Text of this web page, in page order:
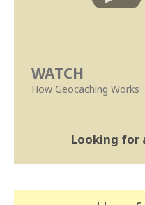
WATCH
How Geocaching Works
Looking for